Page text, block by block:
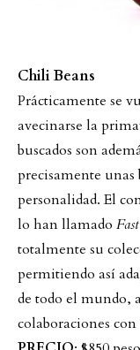
Chili Beans
Prácticamente se
avecinarse la
buscados son
precisamente unas
personalidad. El
lo han llamado
totalmente su
permitiendo así
de todo el mundo,
colaboraciones